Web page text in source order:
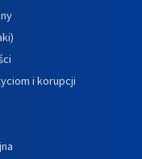
i korupcji